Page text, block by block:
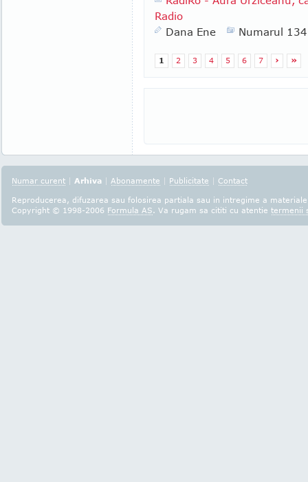
Radio
Dana Ene
Numarul
1 2 3 4 5 6 7 › »
Numar curent | Arhiva | Abonamente | Publicitate | Contact
Reproducerea, difuzarea sau folosirea partiala sau in intregime a
Copyright © 1998-2006 Formula AS. Va rugam sa cititi cu atentie termenii